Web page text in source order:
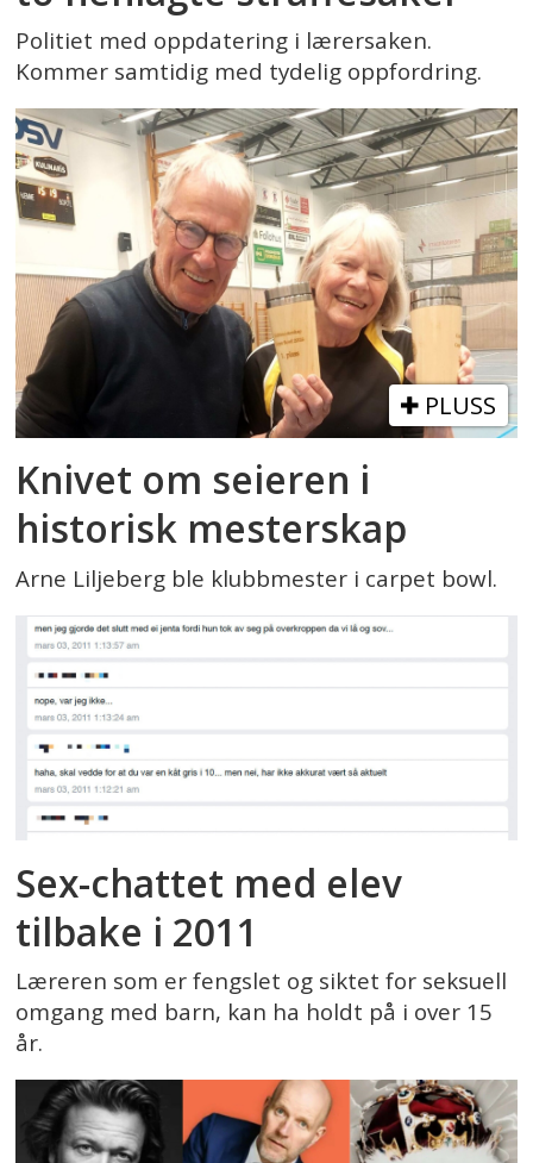
Politiet med oppdatering i lærersaken.
Kommer samtidig med tydelig oppfordring.
PLUSS
Knivet om seieren i
historisk mesterskap
Arne Liljeberg ble klubbmester i carpet bowl.
Sex-chattet med elev
tilbake i 2011
Læreren som er fengslet og siktet for seksuell
omgang med barn, kan ha holdt på i over 15
år.